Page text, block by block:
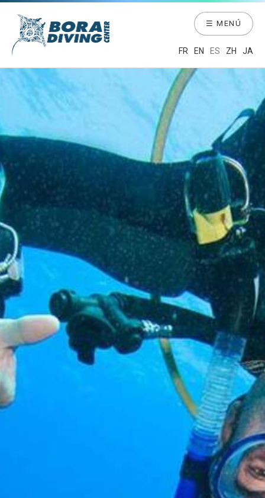
FR EN ES ZH JA
☰ MENÚ